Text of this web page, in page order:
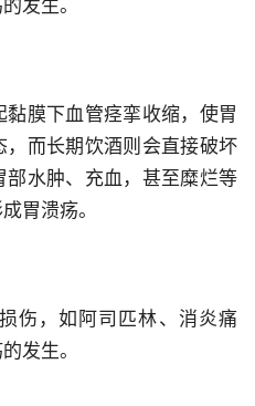
发生。
膜下血管痉挛收缩，使胃
而长期饮酒则会直接破坏
水肿、充血，甚至糜烂等
胃溃疡。
伤，如阿司匹林、消炎痛
发生。